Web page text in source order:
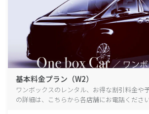
基本料金プラン（W2）
ワンボックスのレンタル、お得な割引料金や
の詳細は、こちらから各店舗にお電話ください